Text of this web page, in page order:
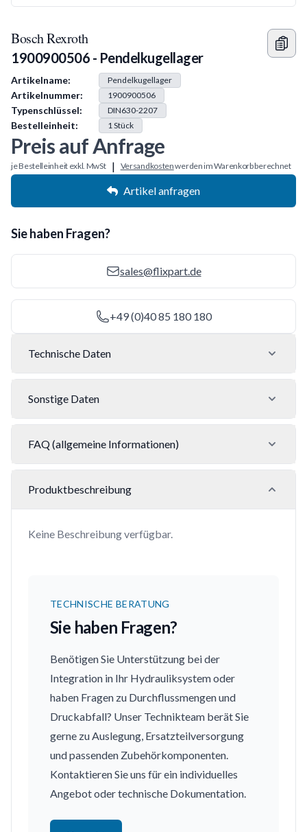
Bosch Rexroth
1900900506 - Pendelkugellager
Produkt Information
Artikelname: Pendelkugellager
Artikelnummer: 1900900506
Typenschlüssel: DIN630-2207
Bestelleinheit: 1Stück
Preis auf Anfrage
je Bestelleinheit exkl. MwSt | Versandkostenwerden im Warenkorb berechnet
Artikel anfragen
Sie haben Fragen?
sales@flixpart.de
+49 (0)40 85 180 180
Technische Daten
Sonstige Daten
FAQ (allgemeine Informationen)
Produktbeschreibung
Keine Beschreibung verfügbar.
TECHNISCHE BERATUNG
Sie haben Fragen?
Benötigen Sie Unterstützung bei der
Integration in Ihr Hydrauliksystem oder
haben Fragen zu Durchflussmengen und
Druckabfall? Unser Technikteam berät Sie
gerne zu Auslegung, Ersatzteilversorgung
und passenden Zubehörkomponenten.
Kontaktieren Sie uns für ein individuelles
Angebot oder technische Dokumentation.